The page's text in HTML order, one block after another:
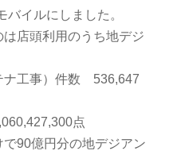
イルにしました。
店頭利用のうち地デジ
ナ工事）件数 536,647
点
90億円分の地デジアン